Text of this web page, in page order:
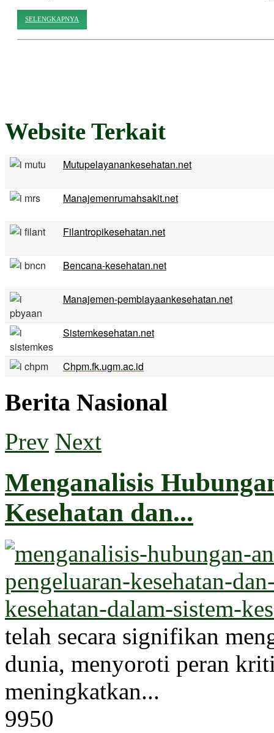
SELENGKAPNYA
Website Terkait
Mutupelayanankesehatan.net
Manajemenrumahsakit.net
Filantropikesehatan.net
Bencana-kesehatan.net
Manajemen-pembiayaankesehatan.net
Sistemkesehatan.net
Chpm.fk.ugm.ac.id
Berita Nasional
Prev Next
Menganalisis
Kesehatan dan...
telah secara signifikan
dunia, menyoroti peran
meningkatkan...
9950